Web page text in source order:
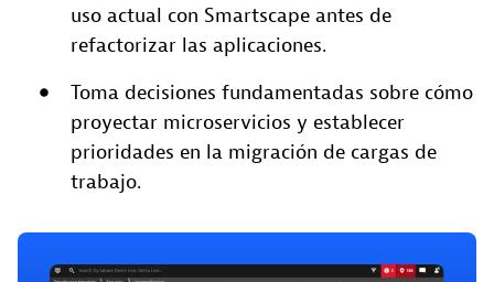
uso actual con Smartscape antes de
refactorizar las aplicaciones.
Toma decisiones fundamentadas sobre cómo
proyectar microservicios y establecer
prioridades en la migración de cargas de
trabajo.